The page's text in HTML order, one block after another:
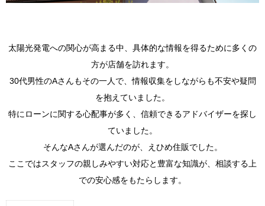
太陽光発電への関心が高まる中、具体的な情報を得るために多くの
方が店舗を訪れます。
30代男性のAさんもその一人で、情報収集をしながらも不安や疑問
を抱えていました。
特にローンに関する心配事が多く、信頼できるアドバイザーを探し
ていました。
そんなAさんが選んだのが、えひめ住販でした。
ここではスタッフの親しみやすい対応と豊富な知識が、相談する上
での安心感をもたらします。